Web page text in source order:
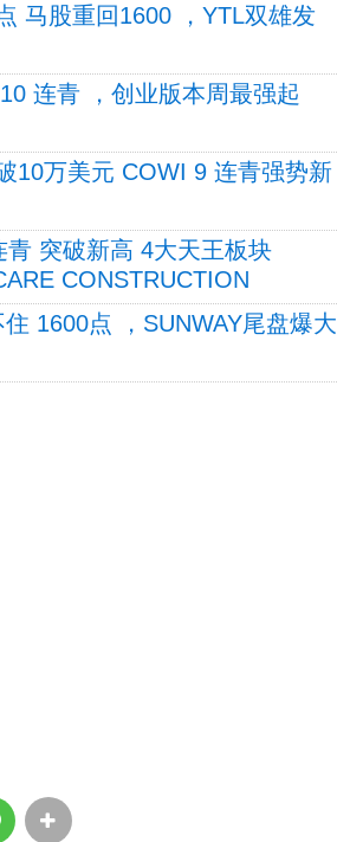
马股重回1600 ，YTL双雄发
连青 ，创业版本周最强起
10万美元 COWI 9 连青强势新
突破新高 4大天王板块
CONSTRUCTION
1600点 ，SUNWAY尾盘爆大